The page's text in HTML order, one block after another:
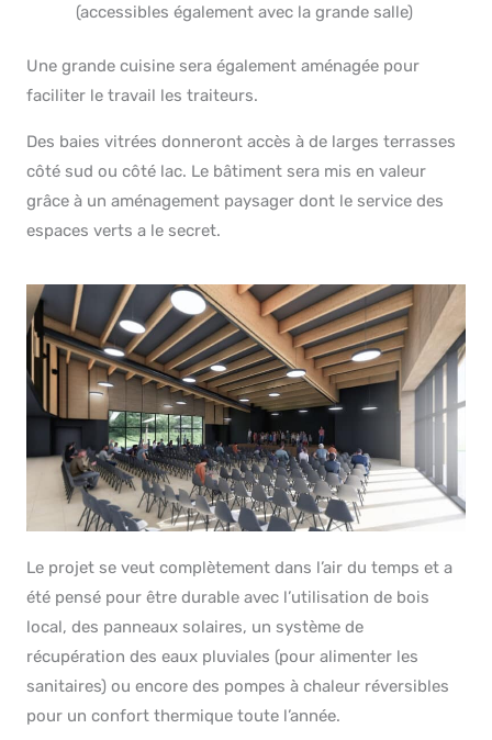
(accessibles également avec la grande salle)
Une grande cuisine sera également aménagée pour
faciliter le travail les traiteurs.
Des baies vitrées donneront accès à de larges terrasses
côté sud ou côté lac. Le bâtiment sera mis en valeur
grâce à un aménagement paysager dont le service des
espaces verts a le secret.
Le projet se veut complètement dans l’air du temps et a
été pensé pour être durable avec l’utilisation de bois
local, des panneaux solaires, un système de
récupération des eaux pluviales (pour alimenter les
sanitaires) ou encore des pompes à chaleur réversibles
pour un confort thermique toute l’année.